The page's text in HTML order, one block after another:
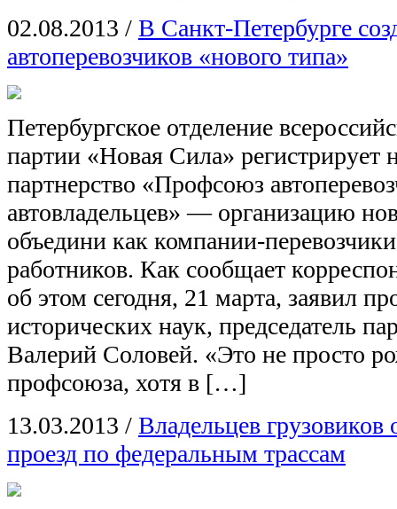
02.08.2013 / В Санкт-Петербурге
автоперевозчиков «нового типа»
Петербургское отделение
партии «Новая Сила» регистрирует
партнерство «Профсоюз
автовладельцев» — организацию
объедини как компании-
работников. Как сообщает
об этом сегодня, 21 марта, заявил
исторических наук, председатель
Валерий Соловей. «Это не просто
профсоюза, хотя в […]
13.03.2013 / Владельцев грузовиков
проезд по федеральным трассам